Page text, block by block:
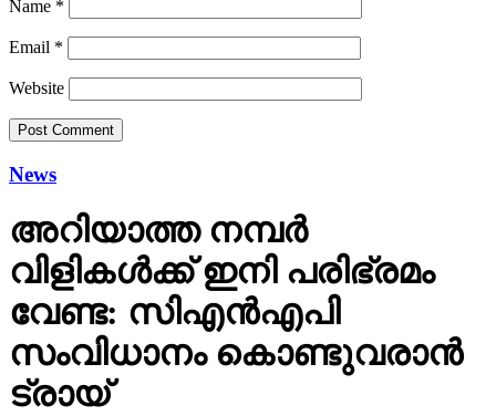
Name *
Email *
Website
News
അറിയാത്ത നമ്പര്‍
വിളികള്‍ക്ക് ഇനി പരിഭ്രമം
വേണ്ട: സിഎന്‍എപി
സംവിധാനം കൊണ്ടുവരാന്‍
ട്രായ്